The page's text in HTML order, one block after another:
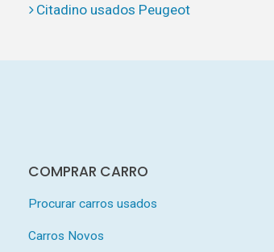
Citadino usados Peugeot
COMPRAR CARRO
Procurar carros usados
Carros Novos